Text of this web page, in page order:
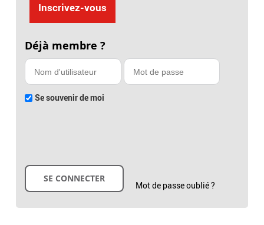
Inscrivez-vous
Déjà membre ?
Se souvenir de moi
Mot de passe oublié ?